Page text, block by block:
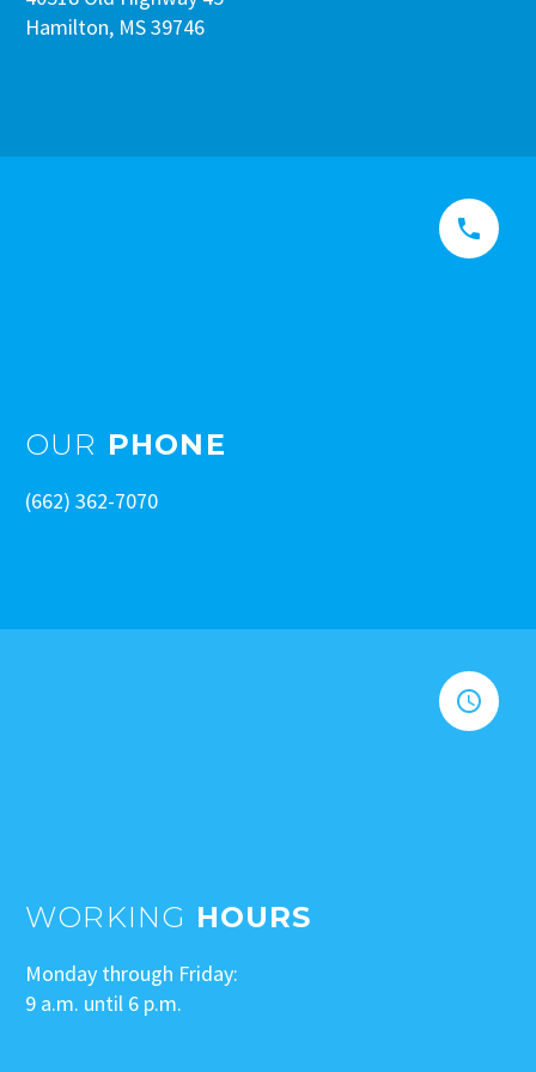
Hamilton, MS 39746


OUR PHONE
(662) 362-7070


WORKING HOURS
Monday through Friday:
9 a.m. until 6 p.m.